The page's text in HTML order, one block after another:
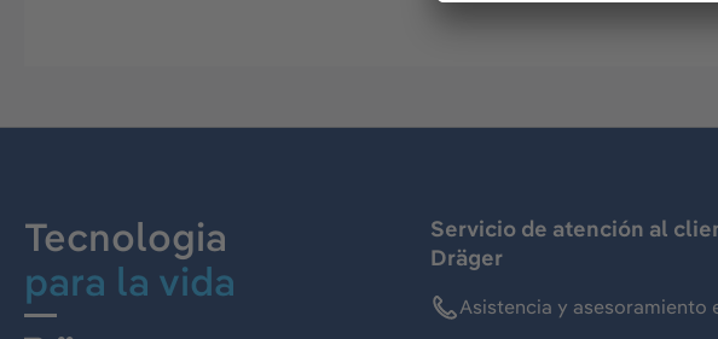
Tecnologia
para la vida
Servicio de atención al
Dräger
Asistencia y asesoramiento